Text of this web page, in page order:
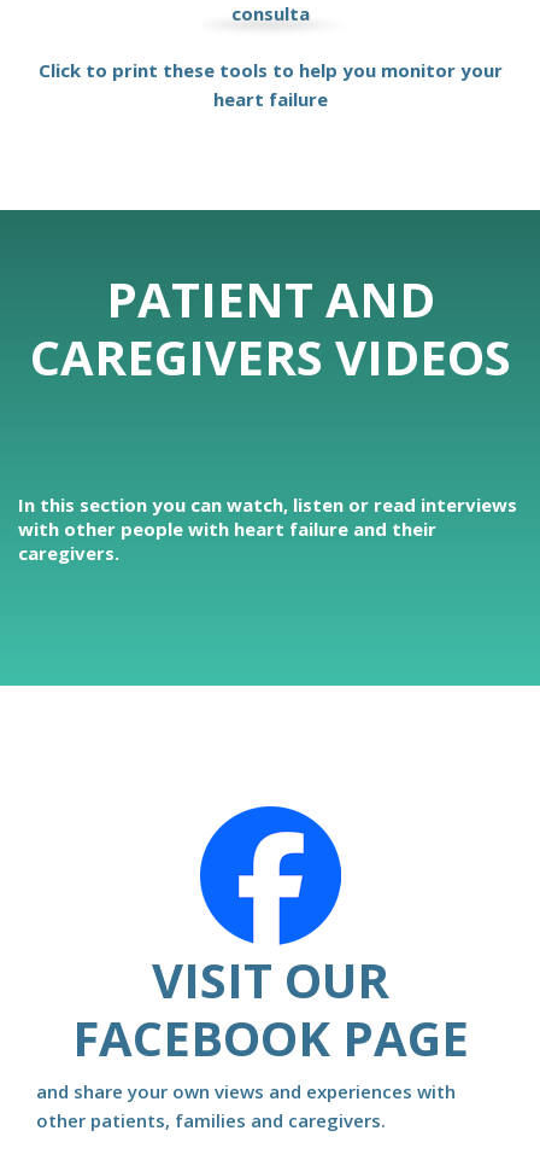
consulta
Click to print these tools to help you monitor your
heart failure
PATIENT AND
CAREGIVERS VIDEOS
In this section you can watch, listen or read interviews
with other people with heart failure and their
caregivers.
VISIT OUR
FACEBOOK PAGE
and share your own views and experiences with
other patients, families and caregivers.